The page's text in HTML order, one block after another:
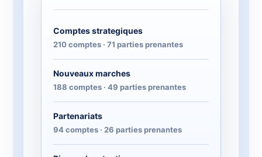
Comptes strategiques
210 comptes · 71 parties prenantes
Nouveaux marches
188 comptes · 49 parties prenantes
Partenariats
94 comptes · 26 parties prenantes